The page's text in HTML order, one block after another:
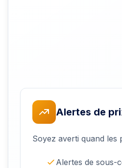
Alertes de
Soyez averti quand
Alertes de sous-